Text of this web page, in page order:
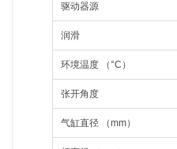
驱动器源
润滑
环境温度 （°C）
张开角度
气缸直径 （mm）